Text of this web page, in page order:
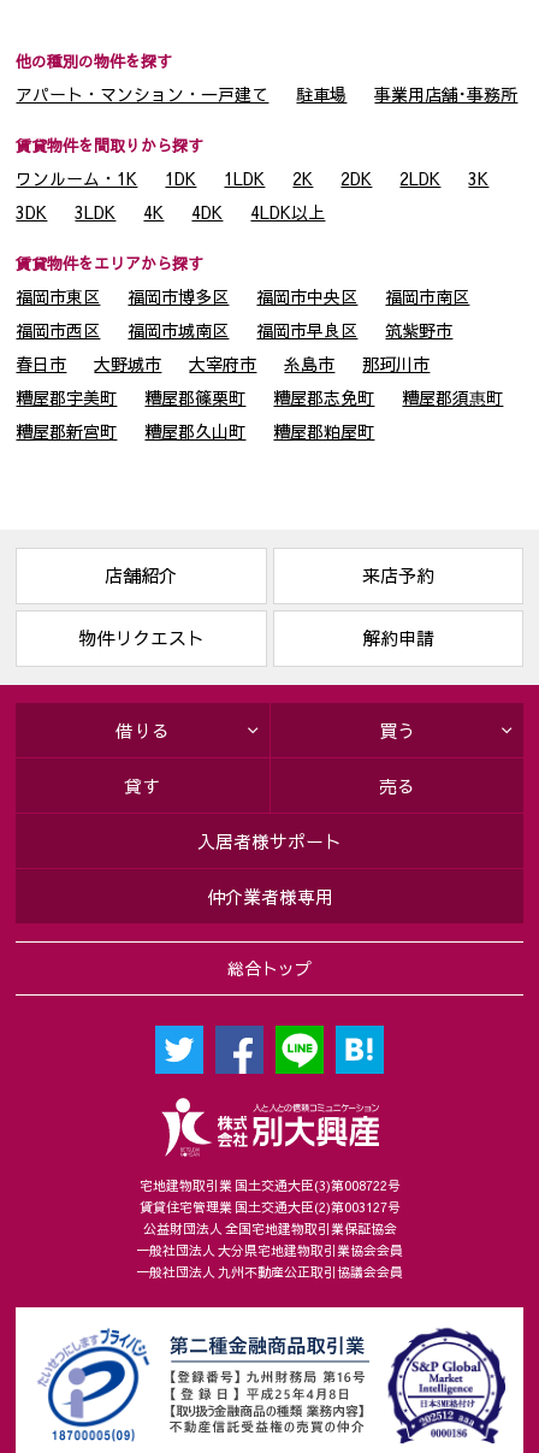
他の種別の物件を探す
アパート・マンション・一戸建て 駐車場 事業用店舗･事務所
賃貸物件を間取りから探す
ワンルーム・1K 1DK 1LDK 2K 2DK 2LDK
3K
3DK
3LDK 4K 4DK 4LDK以上
賃貸物件をエリアから探す
福岡市東区 福岡市博多区 福岡市中央区
福岡市南区
福岡市西区
福岡市城南区 福岡市早良区
筑紫野市
春日市
大野城市 大宰府市 糸島市
那珂川市
糟屋郡宇美町
糟屋郡篠栗町 糟屋郡志免町
糟屋郡須惠町
糟屋郡新宮町
糟屋郡久山町 糟屋郡粕屋町
店舗紹介 来店予約
物件リクエスト 解約申請
宅地建物取引業 国土交通大臣(3)第008722号
賃貸住宅管理業 国土交通大臣(2)第003127号
公益財団法人 全国宅地建物取引業保証協会
一般社団法人 大分県宅地建物取引業協会会員
一般社団法人 九州不動産公正取引協議会会員
総合トップ
借りる 買う
貸す 売る
入居者様サポート
仲介業者様専用